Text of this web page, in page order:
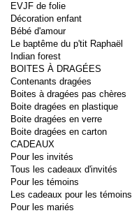
EVJF de folie
Décoration enfant
Bébé d'amour
Le baptême du p'tit Raphaël
Indian forest
BOITES À DRAGÉES
Contenants dragées
Boites à dragées pas chères
Boite dragées en plastique
Boite dragées en verre
Boite dragées en carton
CADEAUX
Pour les invités
Tous les cadeaux d'invités
Pour les témoins
Les cadeaux pour les témoins
Pour les mariés